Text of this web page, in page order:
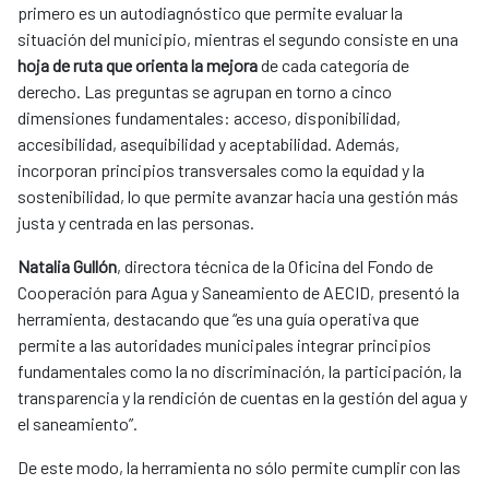
primero es un autodiagnóstico que permite evaluar la
situación del municipio, mientras el segundo consiste en una
hoja de ruta que orienta la mejorade cada categoría de
derecho. Las preguntas se agrupan en torno a cinco
dimensiones fundamentales: acceso, disponibilidad,
accesibilidad, asequibilidad y aceptabilidad. Además,
incorporan principios transversales como la equidad y la
sostenibilidad, lo que permite avanzar hacia una gestión más
justa y centrada en las personas.
Natalia Gullón, directora técnica de la Oficina del Fondo de
Cooperación para Agua y Saneamiento de AECID, presentó la
herramienta, destacando que “es una guía operativa que
permite a las autoridades municipales integrar principios
fundamentales como la no discriminación, la participación, la
transparencia y la rendición de cuentas en la gestión del agua y
el saneamiento”.
De este modo, la herramienta no sólo permite cumplir con las